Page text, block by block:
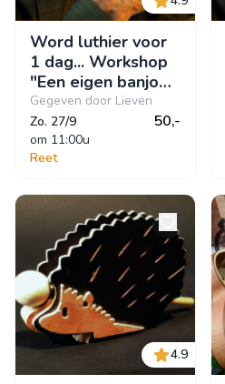
Word luthier voor
1 dag... Workshop
"Een eigen banjo
bouwen, samen
met je
(klein)kinderen".
Gegeven door Lieven
Zo. 27/9
om 11:00u
50,-
Reet
4.9